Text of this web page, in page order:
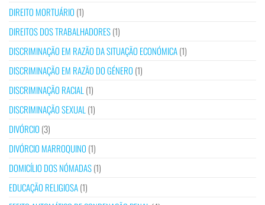
DIREITO MORTUÁRIO (1)
DIREITOS DOS TRABALHADORES(1)
DISCRIMINAÇÃO EM RAZÃO DA SITUAÇÃO ECONÓMICA(1)
DISCRIMINAÇÃO EM RAZÃO DO GÉNERO (1)
DISCRIMINAÇÃO RACIAL (1)
DISCRIMINAÇÃO SEXUAL (1)
DIVÓRCIO (3)
DIVÓRCIO MARROQUINO (1)
DOMICÍLIO DOS NÓMADAS(1)
EDUCAÇÃO RELIGIOSA(1)